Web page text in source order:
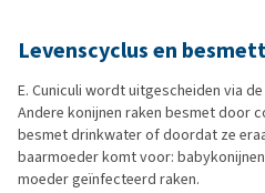
Levenscyclus en
E. Cuniculi wordt uitgescheiden via
Andere konijnen raken besmet door
besmet drinkwater of doordat ze
baarmoeder komt voor:
moeder geïnfecteerd raken.